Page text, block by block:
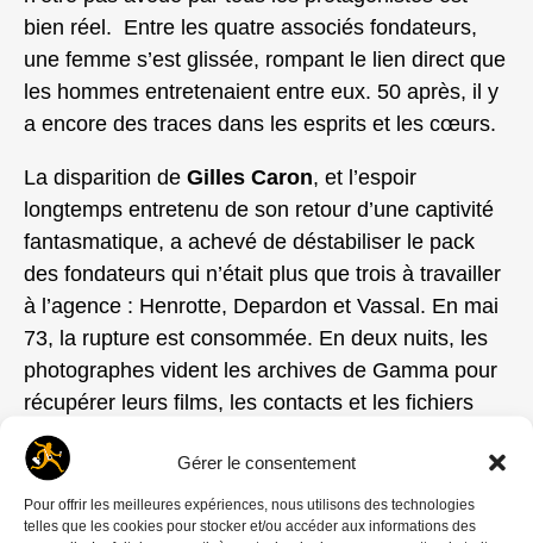
Gérer le consentement
Pour offrir les meilleures expériences, nous utilisons des technologies
telles que les cookies pour stocker et/ou accéder aux informations des
bien réel. Entre les quatre associés fondateurs,
une femme s’est glissée, rompant le lien direct que
les hommes entretenaient entre eux. 50 après, il y
a encore des traces dans les esprits et les cœurs.
La disparition de Gilles Caron, et l’espoir
longtemps entretenu de son retour d’une captivité
fantasmatique, a achevé de déstabiliser le pack
des fondateurs qui n’était plus que trois à travailler
à l’agence : Henrotte, Depardon et Vassal. En mai
73, la rupture est consommée. En deux nuits, les
photographes vident les archives de Gamma pour
récupérer leurs films, les contacts et les fichiers
clients.
Hugues Vassal , videGamma de pratiquement
tout son staff.VassaletFloris de Bonneville, le
rédacteur en chef, retiennentDepardontentés de